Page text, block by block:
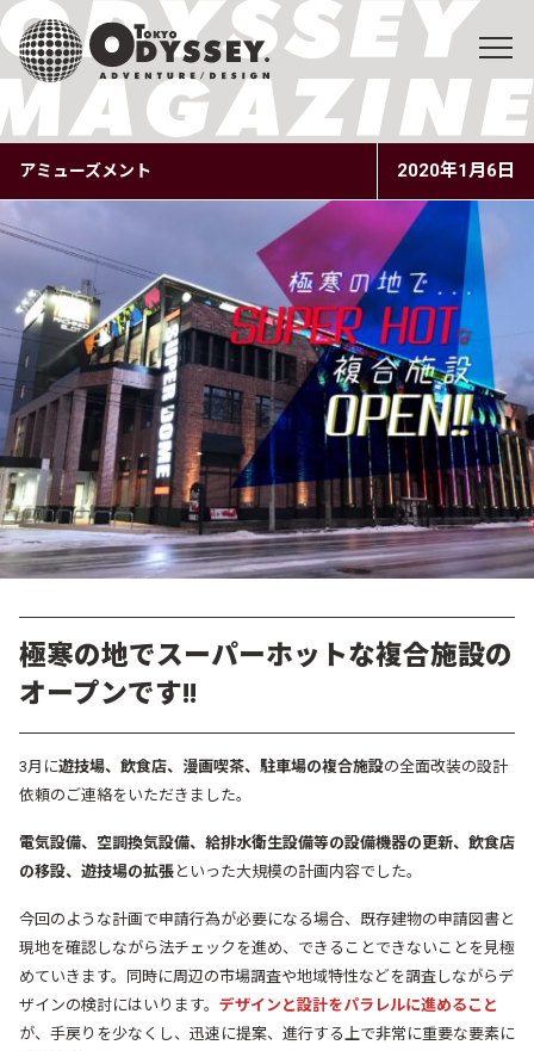
アミューズメント 2020年1月6日
極寒の地でスーパーホットな複合施設の
オープンです!!
3月に遊技場、飲食店、漫画喫茶、駐車場の複合施設の全面改装の設計
依頼のご連絡をいただきました。
電気設備、空調換気設備、給排水衛生設備等の設備機器の更新、飲食店
の移設、遊技場の拡張 といった大規模の計画内容でした。
今回のような計画で申請行為が必要になる場合、既存建物の申請図書と
現地を確認しながら法チェックを進め、できることできないことを見極
めていきます。同時に周辺の市場調査や地域特性などを調査しながらデ
ザインの検討にはいります。 デザインと設計をパラレルに進めること
が、手戻りを少なくし、迅速に提案、進行する上で非常に重要な要素に